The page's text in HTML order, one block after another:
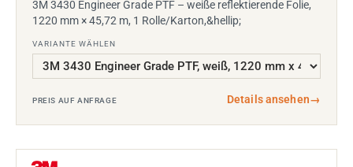
3M 3430 Engineer Grade PTF – weiße reflektierende Folie,
1220 mm × 45,72 m, 1 Rolle/Karton,&hellip;
VARIANTE WÄHLEN
PREIS AUF ANFRAGE Details ansehen→